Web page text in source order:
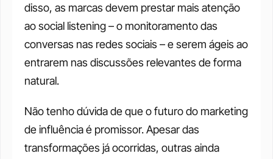
disso, as marcas devem prestar mais atenção
ao social listening – o monitoramento das
conversas nas redes sociais – e serem ágeis ao
entrarem nas discussões relevantes de forma
natural.
Não tenho dúvida de que o futuro do marketing
de influência é promissor. Apesar das
transformações já ocorridas, outras ainda